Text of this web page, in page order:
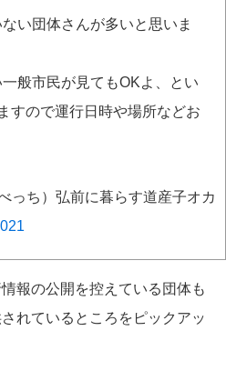
い団体さんが多いと思いま
般市民が見てもOKよ、とい
すので運行日時や場所などお
っち）弘前に暮らす道産子オカ
報の公開を控えている団体も
れているところをピックアッ